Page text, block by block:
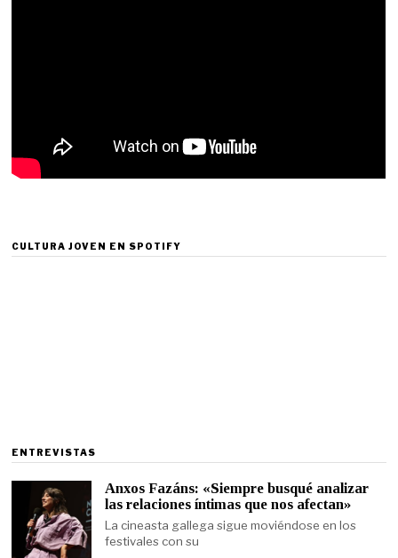
CULTURA JOVEN EN SPOTIFY
ENTREVISTAS
Anxos Fazáns: «Siempre busqué analizar
las relaciones íntimas que nos afectan»
La cineasta gallega sigue moviéndose en los
festivales con su